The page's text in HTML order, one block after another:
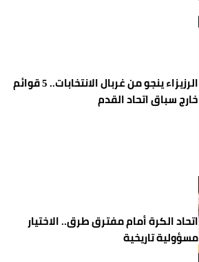
الرزيزاء ينجو من غربال الانتخابات.. 5 قوائم
خارج سباق اتحاد القدم
اتحاد الكرة أمام مفترق طرق.. الاختيار
مسؤولية تاريخية